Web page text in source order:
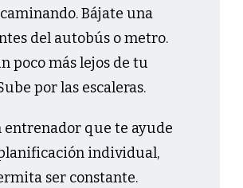
Bájate una
del autobús o metro.
poco más lejos de tu
por las escaleras.
entrenador que te ayude
individual,
ser constante.